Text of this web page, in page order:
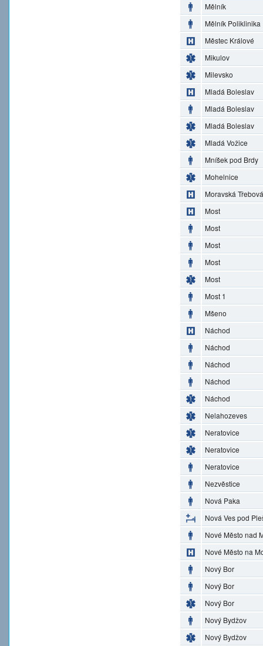
Mělník
Mělník Poliklinika
Městec Králové
Mikulov
Milevsko
Mladá Boleslav
Mladá Boleslav
Mladá Boleslav
Mladá Vožice
Mníšek pod Brdy
Mohelnice
Moravská Třebová
Most
Most
Most
Most
Most
Most 1
Mšeno
Náchod
Náchod
Náchod
Náchod
Náchod
Nelahozeves
Neratovice
Neratovice
Neratovice
Nezvěstice
Nová Paka
Nová Ves pod
Nové Město nad
Nové Město na
Nový Bor
Nový Bor
Nový Bor
Nový Bydžov
Nový Bydžov